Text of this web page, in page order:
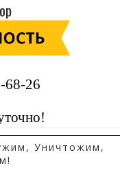
68-26
Уничтожим,